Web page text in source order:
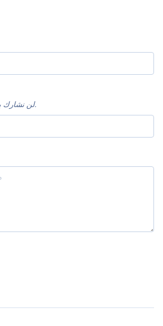
لن نشارك بريدك الإلكتروني مع أي شخص.